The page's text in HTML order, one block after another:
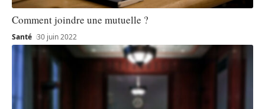
Comment joindre une mutuelle ?
Santé 30 juin 2022